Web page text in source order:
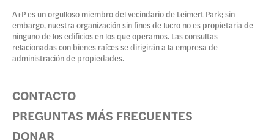
A+P es un orgulloso miembro del vecindario de Leimert Park; sin
embargo, nuestra organización sin fines de lucro no es propietaria de
ninguno de los edificios en los que operamos. Las consultas
relacionadas con bienes raíces se dirigirán a la empresa de
administración de propiedades.
CONTACTO
PREGUNTAS MÁS FRECUENTES
DONAR